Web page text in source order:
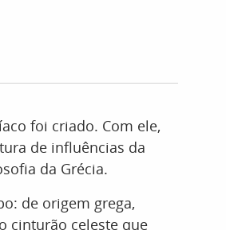
foi criado. Com ele,
de influências da
da Grécia.
de origem grega,
cinturão celeste que